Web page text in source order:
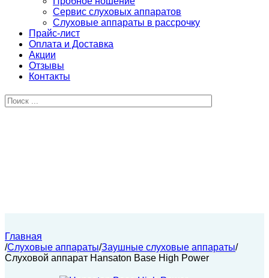
Сервис слуховых аппаратов
Слуховые аппараты в рассрочку
Прайс-лист
Оплата и Доставка
Акции
Отзывы
Контакты
Главная
/Слуховые аппараты/Заушные слуховые аппараты/
Слуховой аппарат Hansaton Base High Power